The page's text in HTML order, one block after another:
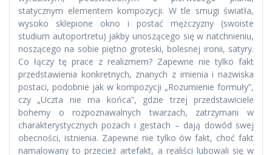
statycznym elementem kompozycji. W tle smugi światła,
wysoko sklepione okno i postać mężczyzny (swoiste
studium autoportretu) jakby unoszącego się w natchnieniu,
noszącego na sobie piętno groteski, bolesnej ironii, satyry.
Co łączy tę prace z realizmem? Zapewne nie tylko fakt
przedstawienia konkretnych, znanych z imienia i nazwiska
postaci, podobnie jak w kompozycji „Rozumienie formuły”,
czy „Uczta nie ma końca”, gdzie trzej przedstawiciele
bohemy o rozpoznawalnych twarzach, zatrzymani w
charakterystycznych pozach i gestach – dają dowód swej
obecności, istnienia. Zapewne nie tylko ów fakt, choć fakt
namalowany to przecież artefakt, a realiści lubowali się w